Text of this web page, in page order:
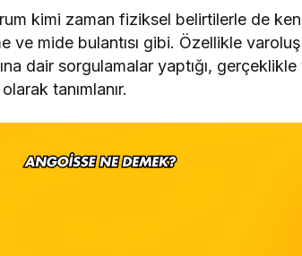
kimi zaman fiziksel belirtilerle de
ve mide bulantısı gibi. Özellikle
dair sorgulamalar yaptığı,
olarak tanımlanır.